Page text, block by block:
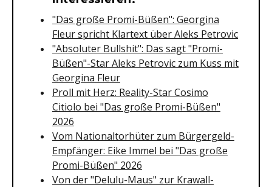
"Das große Promi-Büßen": Georgina
Fleur spricht Klartext über Aleks Petrovic
"Absoluter Bullshit": Das sagt "Promi-
Büßen"-Star Aleks Petrovic zum Kuss mit
Georgina Fleur
Proll mit Herz: Reality-Star Cosimo
Citiolo bei "Das große Promi-Büßen"
2026
Vom Nationaltorhüter zum Bürgergeld-
Empfänger: Eike Immel bei "Das große
Promi-Büßen" 2026
Von der "Delulu-Maus" zur Krawall-